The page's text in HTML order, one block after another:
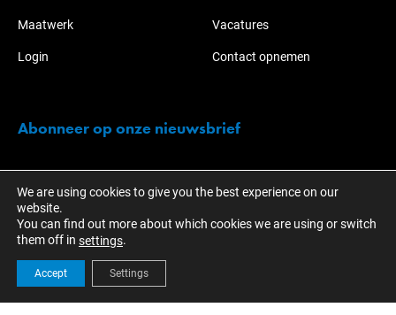
Maatwerk
Login
Vacatures
Contact opnemen
Abonneer op onze nieuwsbrief
NABO.
We are using cookies to give you the best experience on our
website.
You can find out more about which cookies we are using or switch
them off in settings.
Accept Settings